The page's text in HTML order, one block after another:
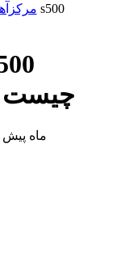
چیست
4 ماه پیش